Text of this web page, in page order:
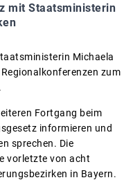
mit Staatsministerin
Michaela
zum
Fortgang beim
informieren und
sprechen. Die
vorletzte von acht
in Bayern.